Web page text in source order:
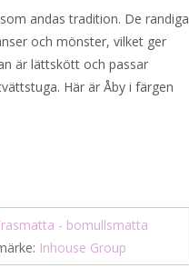
andas tradition. De randiga
och mönster, vilket ger
är lättskött och passar
Här är Åby i färgen
- bomullsmatta
Inhouse Group